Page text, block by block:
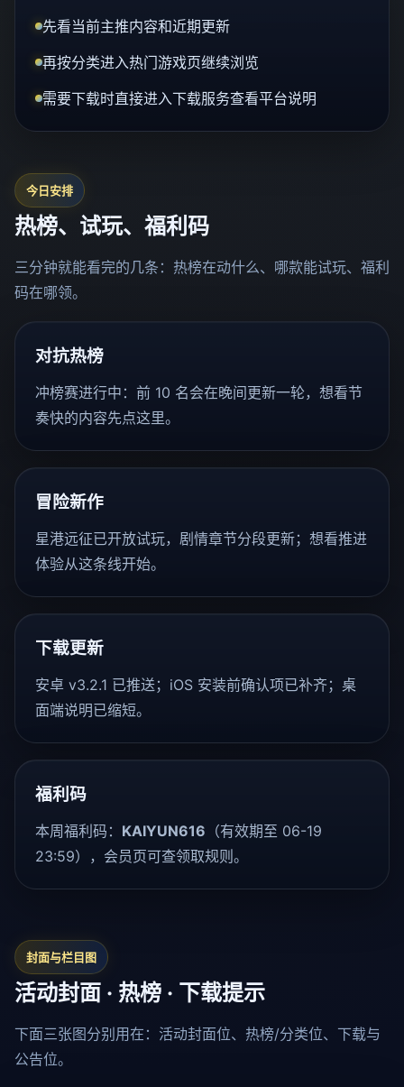
先看当前主推内容和近期更新
再按分类进入热门游戏页继续浏览
需要下载时直接进入下载服务查看平台说明
今日安排
热榜、试玩、福利码
三分钟就能看完的几条：热榜在动什么、哪款能试玩、福利
码在哪领。
对抗热榜
冲榜赛进行中：前 10 名会在晚间更新一轮，想看节
奏快的内容先点这里。
冒险新作
星港远征已开放试玩，剧情章节分段更新；想看推进
体验从这条线开始。
下载更新
安卓 v3.2.1 已推送；iOS 安装前确认项已补齐；桌
面端说明已缩短。
福利码
本周福利码： KAIYUN616 （有效期至 06-19
23:59），会员页可查领取规则。
封面与栏目图
活动封面 · 热榜 · 下载提示
下面三张图分别用在：活动封面位、热榜/分类位、下载与
公告位。